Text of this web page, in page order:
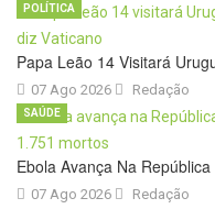
Papa Leão 14 Visitará
07 Ago 2026
POLÍTICA
Redação
Ebola Avança Na
07 Ago 2026
SAÚDE
Redação